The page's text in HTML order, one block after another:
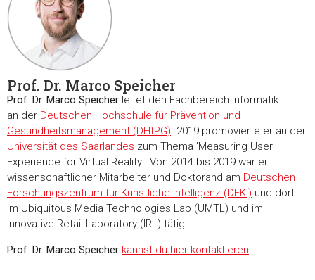
Prof. Dr. Marco Speicher
Prof. Dr. Marco Speicher leitet den Fachbereich Informatik
an der Deutschen Hochschule für Prävention und
Gesundheitsmanagement (DHfPG). 2019 promovierte er an der
Universität des Saarlandes zum Thema 'Measuring User
Experience for Virtual Reality'. Von 2014 bis 2019 war er
wissenschaftlicher Mitarbeiter und Doktorand am Deutschen
Forschungszentrum für Künstliche Intelligenz (DFKI) und dort
im Ubiquitous Media Technologies Lab (UMTL) und im
Innovative Retail Laboratory (IRL) tätig.
Prof. Dr. Marco Speicher kannst du hier kontaktieren.